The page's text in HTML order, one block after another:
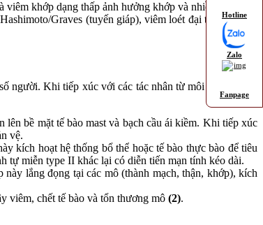
khớp dạng thấp ảnh hưởng khớp và nhiều cơ quan.
Graves (tuyến giáp), viêm loét đại tràng/Crohn
người. Khi tiếp xúc với các tác nhân từ môi trường như
bề mặt tế bào mast và bạch cầu ái kiềm. Khi tiếp xúc
vệ.
kích hoạt hệ thống bổ thể hoặc tế bào thực bào để tiêu
tự miễn type II khác lại có diễn tiến mạn tính kéo dài.
lắng đọng tại các mô (thành mạch, thận, khớp), kích
viêm, chết tế bào và tổn thương mô (2).
Hotline
Zalo
Fanpage